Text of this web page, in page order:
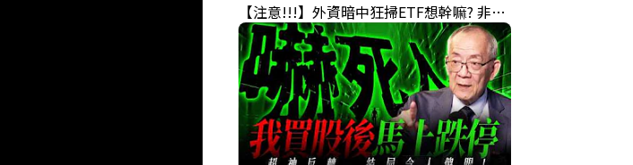
【注意!!!】外資暗中狂掃ETF想幹嘛? 非農影響能多大?!｜ Mr.永年 李 / Mr.JIMMY 高志銘 / 理財有夠跩